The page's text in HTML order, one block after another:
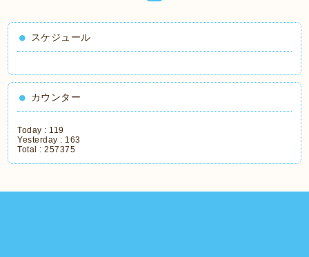
スケジュール
カウンター
Today : 119
Yesterday : 163
Total :257375